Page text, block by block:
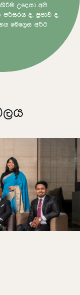
උදෙසා අපි
ද, ප්‍රජාව ද,
මෙලෙස අර්ථ